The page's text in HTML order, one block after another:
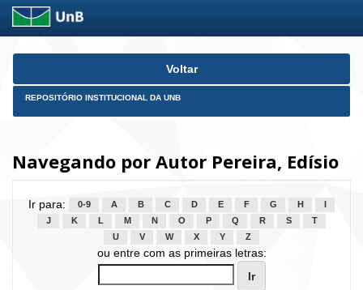
Skip
Voltar
REPOSITÓRIO INSTITUCIONAL DA UNB
Navegando por Autor Pereira, Edísio
Ir para: 0-9 A B C D E F G H
J
K L M N O P Q R S
T
U
V W X Y Z
ou entre com as primeiras letras: